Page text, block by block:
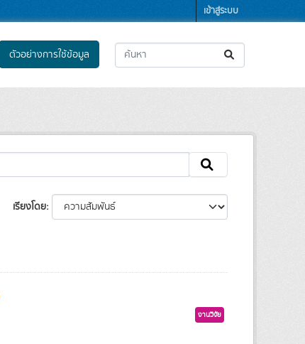
เข้าสู่ระบบ
ตัวอย่างการใช้ข้อมูล
เรียงโดย
งานวิจัย